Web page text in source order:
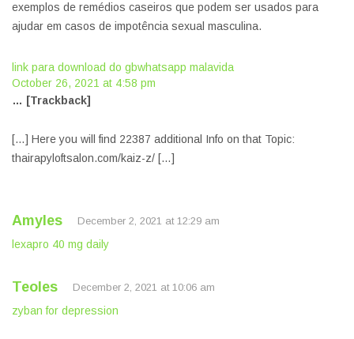
exemplos de remédios caseiros que podem ser usados para
ajudar em casos de impotência sexual masculina.
link para download do gbwhatsapp malavida
October 26, 2021 at 4:58 pm
… [Trackback]
[…] Here you will find 22387 additional Info on that Topic:
thairapyloftsalon.com/kaiz-z/ […]
Amyles December 2, 2021 at 12:29 am
lexapro 40 mg daily
Teoles December 2, 2021 at 10:06 am
zyban for depression